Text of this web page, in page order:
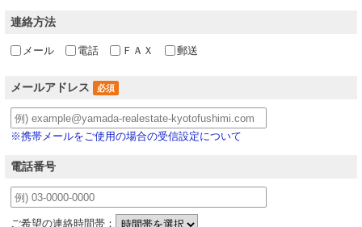
連絡方法
メール 電話 ＦＡＸ 郵送
メールアドレス 必須
※携帯メールをご使用の場合の受信設定について
電話番号
ご希望の連絡時間帯：